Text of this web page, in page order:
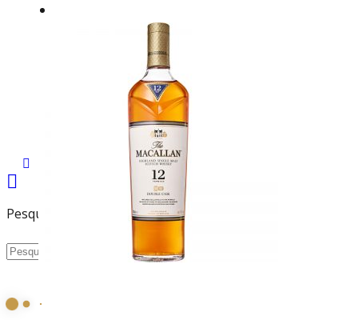
TODAS AS MARCAS
ESPIRITUOSOS
OUTROS
CONTACTOS
ÁREA DE CLIENTE
Pesquisa